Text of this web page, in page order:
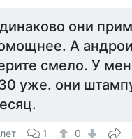
они
А
смело. У
уже. они
1 0